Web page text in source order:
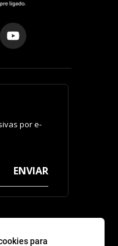
para
ENVIAR